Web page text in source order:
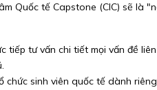
Quốc tế Capstone (CIC) sẽ
tiếp tư vấn chi tiết mọi vấn đề
chức sinh viên quốc tế dành